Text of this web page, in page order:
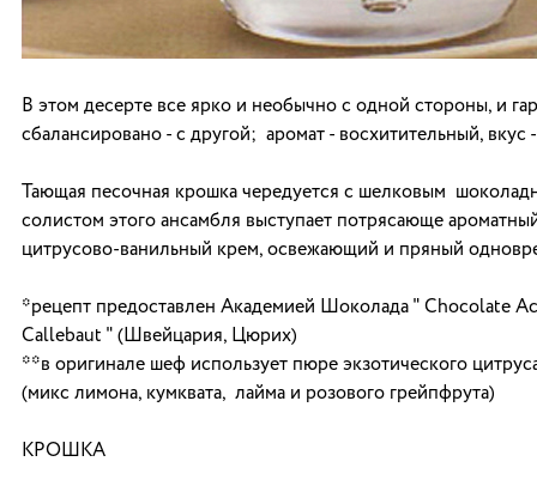
В этом десерте все ярко и необычно с одной стороны, и
сбалансировано - с другой; аромат - восхитительный, вкус
Тающая песочная крошка чередуется с шелковым
солистом этого ансамбля выступает потрясающе
цитрусово-ванильный крем, освежающий и пряный
*рецепт предоставлен Академией Шоколада " Chocolate
Callebaut " (Швейцария, Цюрих)
**в оригинале шеф использует пюре экзотического
(микс лимона, кумквата, лайма и розового грейпфрута)
КРОШКА